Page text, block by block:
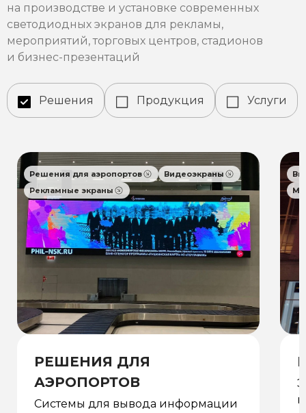
на производстве и установке современных
светодиодных экранов для рекламы,
мероприятий, торговых центров, стадионов
и бизнес-презентаций
Решения Продукция Услуги
Решения для аэропортов
Видеоэкраны
Рекламные экраны
РЕШЕНИЯ ДЛЯ
АЭРОПОРТОВ
Системы для вывода информации